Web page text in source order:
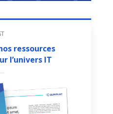
ressources
l’univers IT